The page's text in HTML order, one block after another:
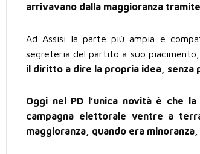
arrivavano dalla maggioranza
Ad Assisi la parte più ampia e
segreteria del partito a suo
il diritto a dire la propria idea, senza
Oggi nel PD l’unica novità è che
campagna elettorale ventre a
maggioranza, quando era